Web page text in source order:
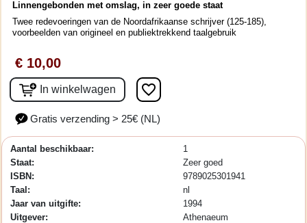
Linnengebonden met omslag, in zeer goede staat
Twee redevoeringen van de Noordafrikaanse schrijver (125-185),
voorbeelden van origineel en publiektrekkend taalgebruik
€ 10,00
In winkelwagen favorite_border
Gratis verzending > 25€ (NL)
Aantal beschikbaar:
1
Staat:
Zeer goed
ISBN:
9789025301941
Taal:
nl
Jaar van uitgifte:
1994
Uitgever:
Athenaeum